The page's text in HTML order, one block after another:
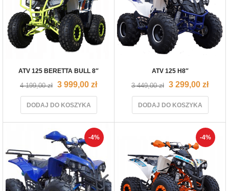
ATV 125 BERETTA BULL 8″
4 199,00zł 3 999,00 zł
DODAJ DO KOSZYKA
ATV 125 H8″
3 449,00zł 3 299,00 zł
DODAJ DO KOSZYKA
-4% -4%